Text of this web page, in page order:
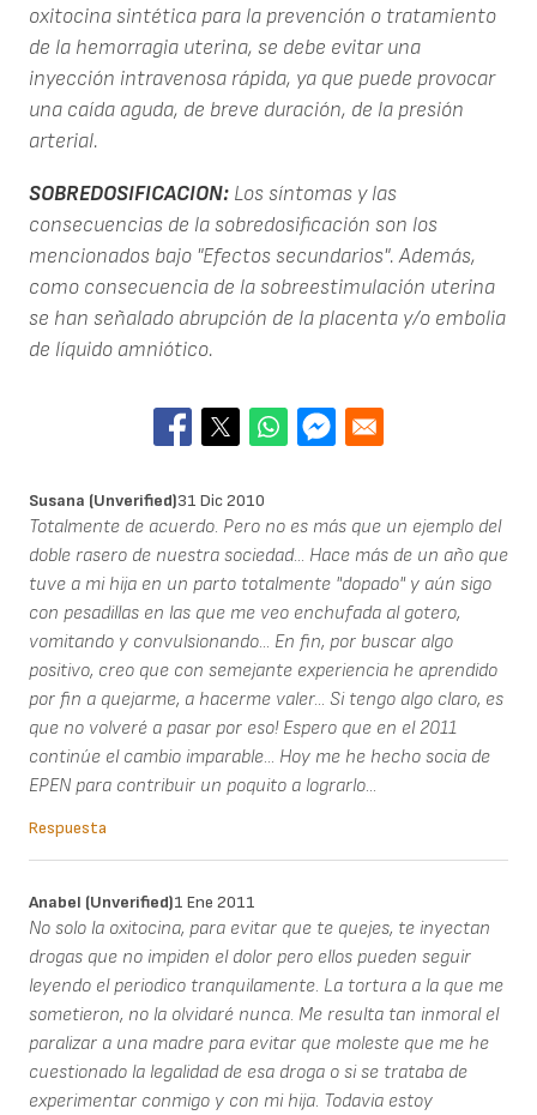
oxitocina sintética para la prevención o tratamiento
de la hemorragia uterina, se debe evitar una
inyección intravenosa rápida, ya que puede provocar
una caída aguda, de breve duración, de la presión
arterial.
SOBREDOSIFICACION: Los síntomas y las
consecuencias de la sobredosificación son los
mencionados bajo "Efectos secundarios". Además,
como consecuencia de la sobreestimulación uterina
se han señalado abrupción de la placenta y/o embolia
de líquido amniótico.
Susana (unverified)31 Dic 2010
Totalmente de acuerdo. Pero no es más que un ejemplo del
doble rasero de nuestra sociedad... Hace más de un año que
tuve a mi hija en un parto totalmente "dopado" y aún sigo
con pesadillas en las que me veo enchufada al gotero,
vomitando y convulsionando... En fin, por buscar algo
positivo, creo que con semejante experiencia he aprendido
por fin a quejarme, a hacerme valer... Si tengo algo claro, es
que no volveré a pasar por eso! Espero que en el 2011
continúe el cambio imparable... Hoy me he hecho socia de
EPEN para contribuir un poquito a lograrlo...
Respuesta
Anabel (unverified)1 Ene 2011
No solo la oxitocina, para evitar que te quejes, te inyectan
drogas que no impiden el dolor pero ellos pueden seguir
leyendo el periodico tranquilamente. La tortura a la que me
sometieron, no la olvidaré nunca. Me resulta tan inmoral el
paralizar a una madre para evitar que moleste que me he
cuestionado la legalidad de esa droga o si se trataba de
experimentar conmigo y con mi hija. Todavia estoy